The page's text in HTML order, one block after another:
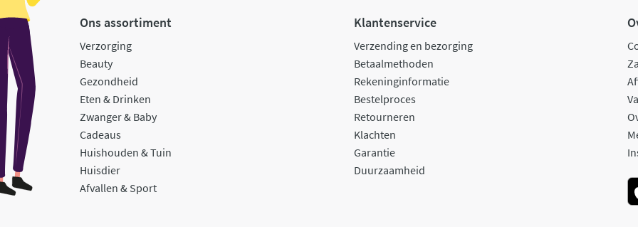
Ons assortiment
Verzorging
Beauty
Gezondheid
Eten & Drinken
Zwanger & Baby
Cadeaus
Huishouden & Tuin
Huisdier
Afvallen & Sport
Klantenservice
Verzending en bezorging
Betaalmethoden
Rekeninginformatie
Bestelproces
Retourneren
Klachten
Garantie
Duurzaamheid